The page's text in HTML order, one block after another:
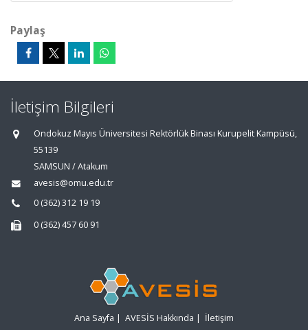
Paylaş
İletişim Bilgileri
Ondokuz Mayıs Üniversitesi Rektörlük Binası Kurupelit Kampüsü,
55139
SAMSUN / Atakum
avesis@omu.edu.tr
0 (362) 312 19 19
0 (362) 457 60 91
Ana Sayfa | AVESİS Hakkında | İletişim